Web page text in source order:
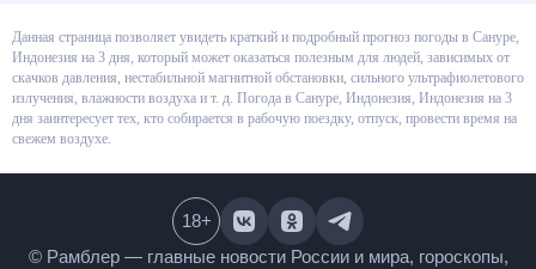
Данная страница позволяет увидеть краткий и подробный прогноз погоды в Сануре,
Индонезия на 3 дня, который может оказаться полезным для людей, зависимых от
скачков давления, нестабильной магнитной обстановки, сильного ультрафиолетового
излучения, влажности воздуха и т. д. Погода в Сануре, Индонезия, Индонезия на 3
дня заинтересует тех, кто собирается в рабочую поездку, отпуск, провести время на
свежем воздухе.
© Рамблер — главные новости России и мира, гороскопы,
18+